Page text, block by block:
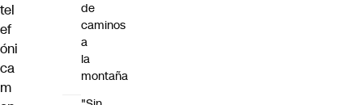
tel
ef
óni
ca
m
de
caminos
a
la
montaña